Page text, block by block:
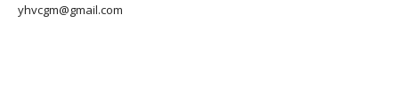
yhvcgm@gmail.com